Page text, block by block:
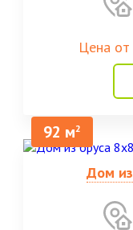
Цена от
92 м2
Дом